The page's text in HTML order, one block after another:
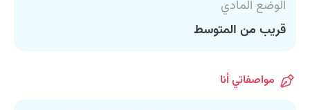
الوضع المادي
قريب من المتوسط
مواصفاتي أنا